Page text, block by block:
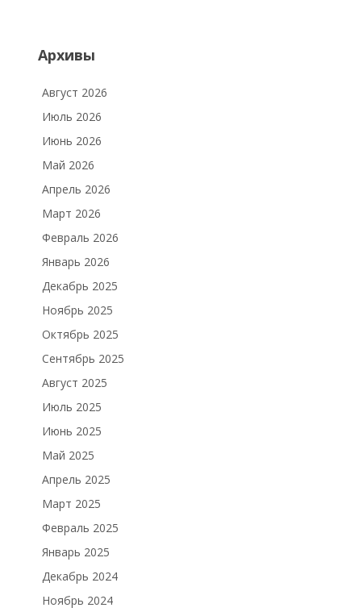
Архивы
Август 2026
Июль 2026
Июнь 2026
Май 2026
Апрель 2026
Март 2026
Февраль 2026
Январь 2026
Декабрь 2025
Ноябрь 2025
Октябрь 2025
Сентябрь 2025
Август 2025
Июль 2025
Июнь 2025
Май 2025
Апрель 2025
Март 2025
Февраль 2025
Январь 2025
Декабрь 2024
Ноябрь 2024